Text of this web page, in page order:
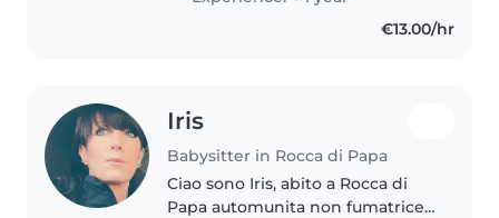
del Suor Orsola Benincasa ,e
studio per diventare maestra di
€13.00/hr
Iris
Babysitter in Rocca di Papa
Ciao sono Iris, abito a Rocca di
Papa automunita non fumatrice..